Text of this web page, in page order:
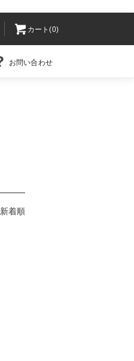
カート(0)
お問い合わせ
新着順